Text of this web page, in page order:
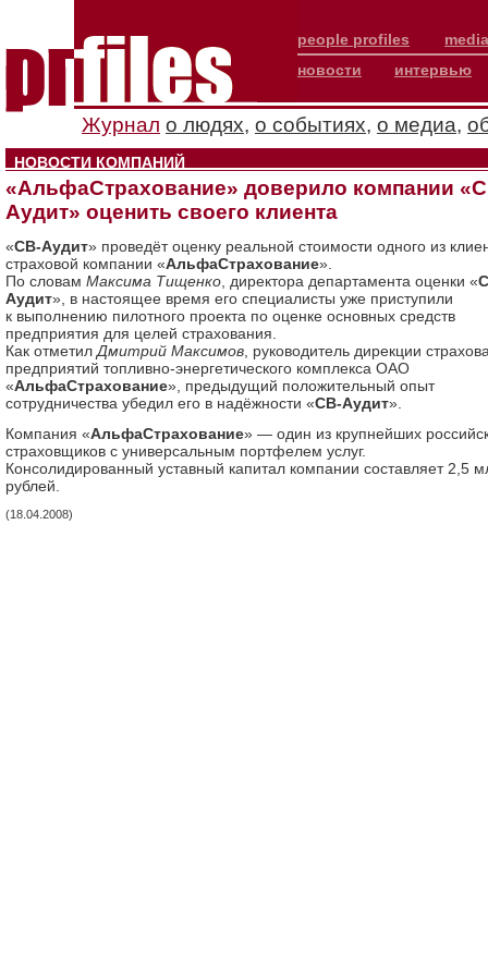
people profiles
новости
интервью
Журнал о людях, о событиях, о медиа,
НОВОСТИ КОМПАНИЙ
«АльфаСтрахование» доверило компании
Аудит» оценить своего клиента
«СВ-Аудит» проведёт оценку реальной стоимости одного из
страховой компании «АльфаСтрахование».
По словам Максима Тищенко , директора департамента оценки «
Аудит», в настоящее время его специалисты уже приступили
к выполнению пилотного проекта по оценке основных средств
предприятия для целей страхования.
Как отметил Дмитрий Максимов , руководитель дирекции
предприятий топливно-энергетического комплекса ОАО
«АльфаСтрахование», предыдущий положительный опыт
сотрудничества убедил его в надёжности «СВ-Аудит».
Компания «АльфаСтрахование» — один из крупнейших
страховщиков с универсальным портфелем услуг.
Консолидированный уставный капитал компании составляет 2,5
рублей.
(18.04.2008)